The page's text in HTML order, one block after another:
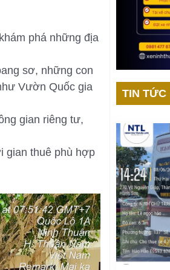
phá những địa
sơ, những con
Vườn Quốc gia
gian riêng tư,
gian thuê phù hợp
TIN TỨC